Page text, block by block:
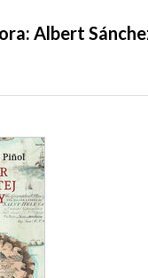
Albert